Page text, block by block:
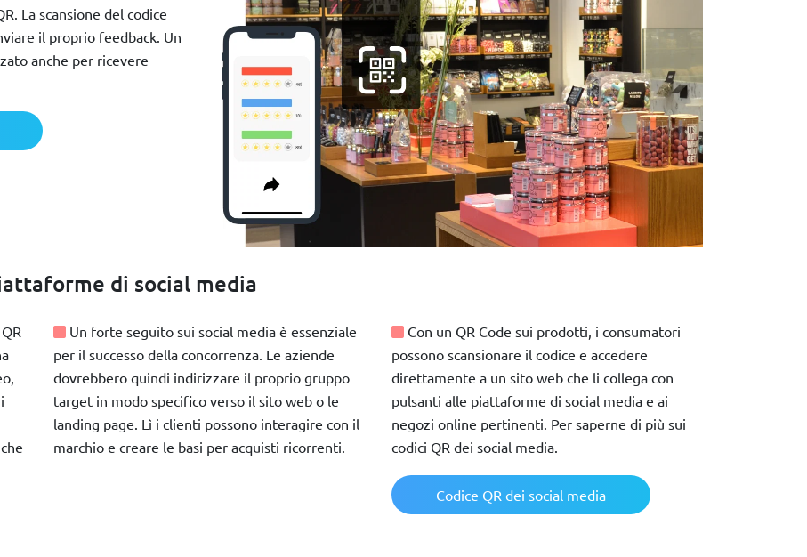
La scansione del codice
il proprio feedback. Un
anche per ricevere
di social media
Un forte seguito sui social media è essenziale
per il successo della concorrenza. Le aziende
dovrebbero quindi indirizzare il proprio gruppo
target in modo specifico verso il sito web o le
landing page. Lì i clienti possono interagire con il
marchio e creare le basi per acquisti ricorrenti.
Con un QR Code sui prodotti, i consumatori
possono scansionare il codice e accedere
direttamente a un sito web che li collega con
pulsanti alle piattaforme di social media e ai
negozi online pertinenti. Per saperne di più sui
codici QR dei social media.
Codice QR dei social media